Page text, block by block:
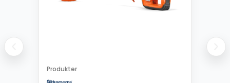
Produkter